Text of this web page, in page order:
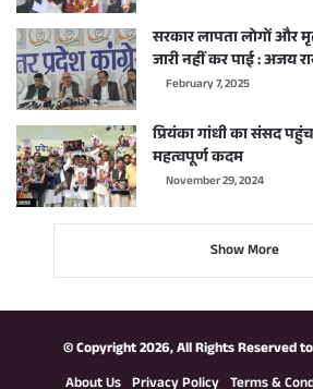
सरकार लापता लोगों और
जारी नहीं कर पाई : अजय
February 7, 2025
प्रियंका गांधी का संसद
महत्वपूर्ण कदम
November 29, 2024
Show More
© Copyright 2026, All Rights Reserved to